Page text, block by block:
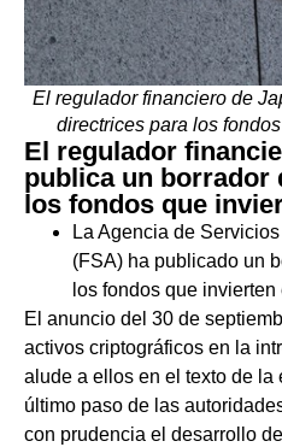
El regulador financiero de
directrices para los
El regulador
publica un borrador
los fondos que
La Agencia de
(FSA) ha publicado un
los fondos que
El anuncio del 30 de
activos criptográficos en la
alude a ellos en el texto de la
último paso de las
con prudencia el desarrollo